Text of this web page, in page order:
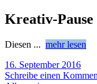
Kreativ-Pause
Diesen ... mehr lesen
16. September 2016
Schreibe einen